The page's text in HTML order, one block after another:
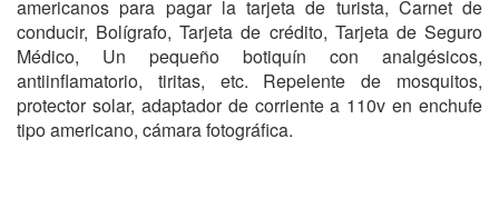
americanos para pagar la tarjeta de turista, Carnet de
conducir, Bolígrafo, Tarjeta de crédito, Tarjeta de Seguro
Médico, Un pequeño botiquín con analgésicos,
antiinflamatorio, tiritas, etc. Repelente de mosquitos,
protector solar, adaptador de corriente a 110v en enchufe
tipo americano, cámara fotográfica.